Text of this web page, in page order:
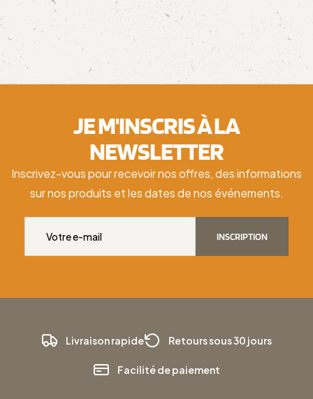
JE M'INSCRIS À LA
NEWSLETTER
Inscrivez-vous pour recevoir nos offres, des informations
sur nos produits et les dates de nos événements.
INSCRIPTION
Livraison rapide Retours sous 30 jours
Facilité de paiement